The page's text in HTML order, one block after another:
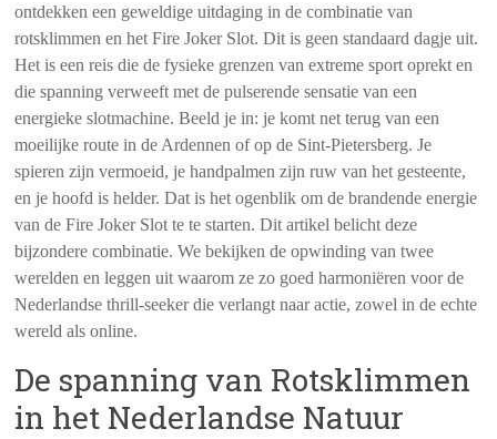
ontdekken een geweldige uitdaging in de combinatie van
rotsklimmen en het Fire Joker Slot. Dit is geen standaard dagje uit.
Het is een reis die de fysieke grenzen van extreme sport oprekt en
die spanning verweeft met de pulserende sensatie van een
energieke slotmachine. Beeld je in: je komt net terug van een
moeilijke route in de Ardennen of op de Sint-Pietersberg. Je
spieren zijn vermoeid, je handpalmen zijn ruw van het gesteente,
en je hoofd is helder. Dat is het ogenblik om de brandende energie
van de Fire Joker Slot te te starten. Dit artikel belicht deze
bijzondere combinatie. We bekijken de opwinding van twee
werelden en leggen uit waarom ze zo goed harmoniëren voor de
Nederlandse thrill-seeker die verlangt naar actie, zowel in de echte
wereld als online.
De spanning van Rotsklimmen
in het Nederlandse Natuur